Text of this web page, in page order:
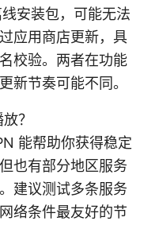
安装包，可能无法
应用商店更新，具
校验。两者在功能
新节奏可能不同。
？
能帮助你获得稳定
也有部分地区服务
建议测试多条服务
络条件最友好的节